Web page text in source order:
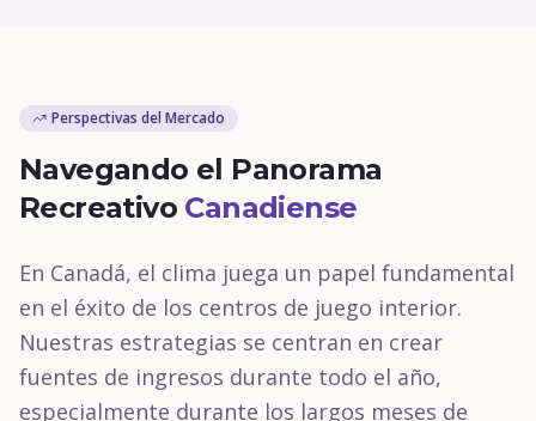
Perspectivas del Mercado
Navegando el Panorama
Recreativo Canadiense
En Canadá, el clima juega un papel fundamental
en el éxito de los centros de juego interior.
Nuestras estrategias se centran en crear
fuentes de ingresos durante todo el año,
especialmente durante los largos meses de